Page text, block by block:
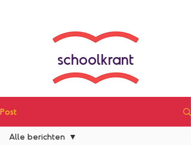
schoolkrant
Post
Alle berichten